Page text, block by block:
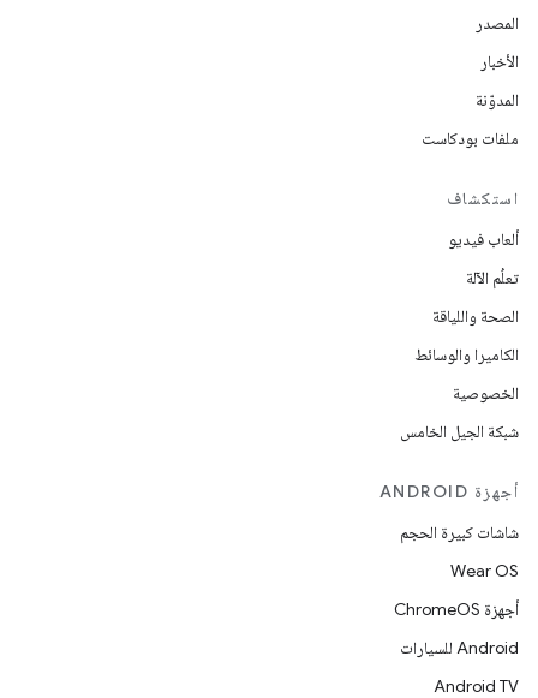
المصدر
الأخبار
المدوّنة
ملفات بودكاست
استكشاف
ألعاب فيديو
تعلُم الآلة
الصحة واللياقة
الكاميرا والوسائط
الخصوصية
شبكة الجيل الخامس
أجهزة ANDROID
شاشات كبيرة الحجم
Wear OS
أجهزة ChromeOS
Android للسيارات
Android TV